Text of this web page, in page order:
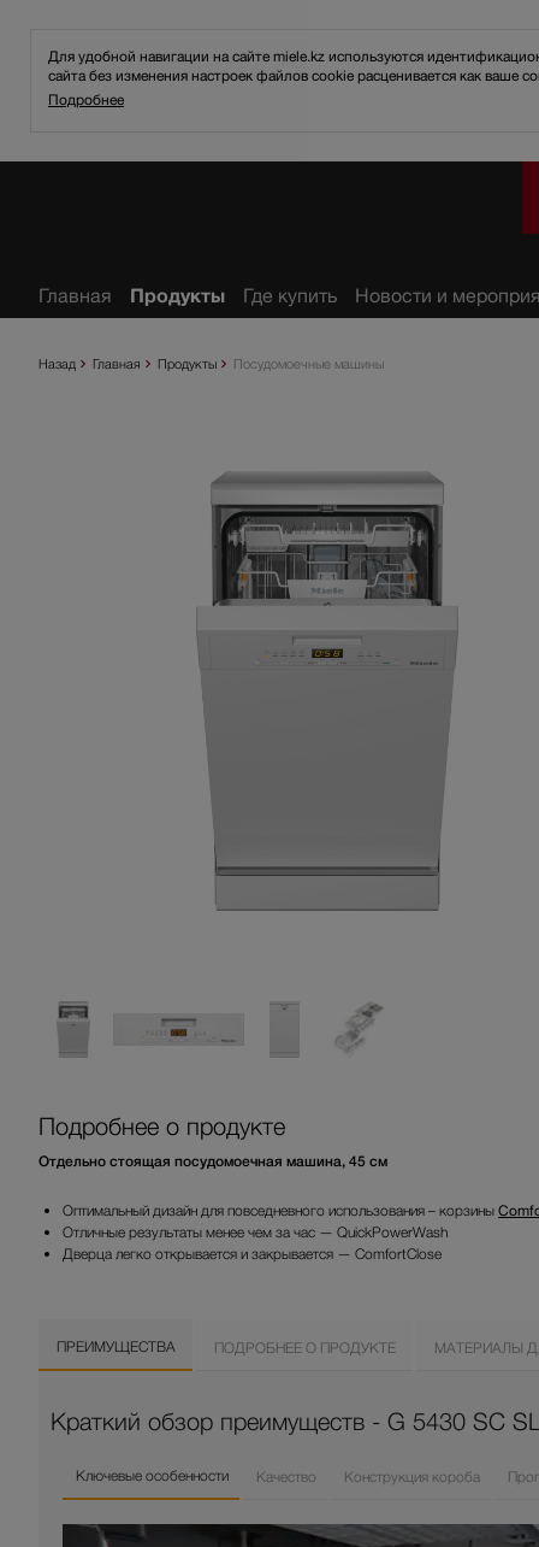
Для удобной навигации на сайте miele.kz используются
сайта без изменения настроек файлов cookie расценивается как ваше
Подробнее
Назад Главная Продукты Посудомоечные машины
Подробнее о продукте
Отдельно стоящая посудомоечная машина, 45 см
Оптимальный дизайн для повседневного использования – корзины
Отличные результаты менее чем за час — QuickPowerWash
Дверца легко открывается и закрывается — ComfortClose
ПРЕИМУЩЕСТВА ПОДРОБНЕЕ О ПРОДУКТЕ МАТЕРИАЛЫ
Краткий обзор преимуществ - G 5430 SC
Ключевые особенности Качество Конструкция короба
Главная Продукты Где купить Новости и